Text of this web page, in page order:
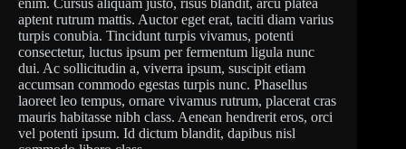
enim. Cursus aliquam justo, risus blandit, arcu platea
aptent rutrum mattis. Auctor eget erat, taciti diam varius
turpis conubia. Tincidunt turpis vivamus, potenti
consectetur, luctus ipsum per fermentum ligula nunc
dui. Ac sollicitudin a, viverra ipsum, suscipit etiam
accumsan commodo egestas turpis nunc. Phasellus
laoreet leo tempus, ornare vivamus rutrum, placerat cras
mauris habitasse nibh class. Aenean hendrerit eros, orci
vel potenti ipsum. Id dictum blandit, dapibus nisl